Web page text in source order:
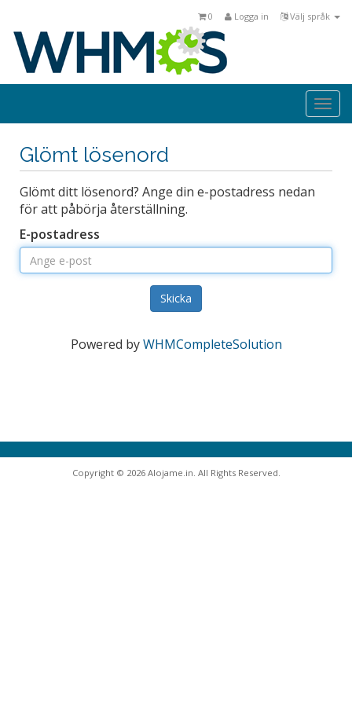
Välj språk
Logga in
0
Glömt lösenord
Glömt ditt lösenord? Ange din e-postadress nedan
för att påbörja återställning.
E-postadress
Skicka
Powered byWHMCompleteSolution
Copyright © 2026 Alojame.in. All Rights Reserved.